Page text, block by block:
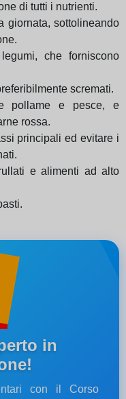
di tutti i nutrienti.
giornata, sottolineando
che forniscono
scremati.
pollame e pesce, e
rossa.
principali ed evitare i
e alimenti ad alto
in
con il Corso